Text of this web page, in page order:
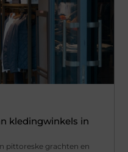
kledingwinkels in
pittoreske grachten en